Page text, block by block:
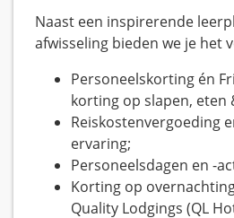
Naast een inspirerende
afwisseling bieden we je het
Personeelskorting én
korting op slapen, eten
Reiskostenvergoeding
ervaring;
Personeelsdagen en -
Korting op
Quality Lodgings (QL